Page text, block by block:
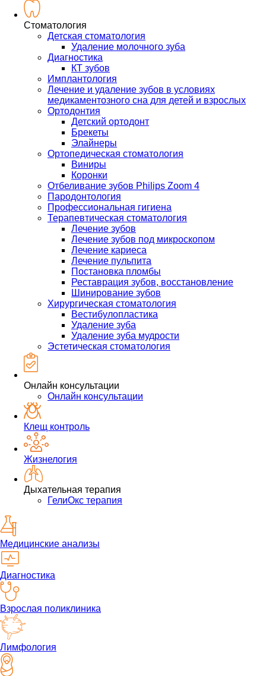
Стоматология
Детская стоматология
Удаление молочного зуба
Диагностика
КТ зубов
Имплантология
Лечение и удаление зубов в условиях
медикаментозного сна для детей и взрослых
Ортодонтия
Детский ортодонт
Брекеты
Элайнеры
Ортопедическая стоматология
Виниры
Коронки
Отбеливание зубов Philips Zoom 4
Пародонтология
Профессиональная гигиена
Терапевтическая стоматология
Лечение зубов
Лечение зубов под микроскопом
Лечение кариеса
Лечение пульпита
Постановка пломбы
Реставрация зубов, восстановление
Шинирование зубов
Хирургическая стоматология
Вестибулопластика
Удаление зуба
Удаление зуба мудрости
Эстетическая стоматология
Онлайн консультации
Онлайн консультации
Клещ контроль
Жизнелогия
Дыхательная терапия
ГелиОкс терапия
Медицинские анализы
Диагностика
Взрослая поликлиника
Лимфология